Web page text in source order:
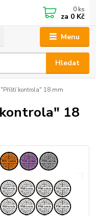
Menu
Hledat
0 ks
za 0 Kč
kontrola" 18 mm
18